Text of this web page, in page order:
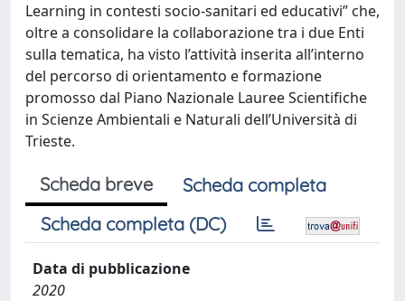
Learning in contesti socio-sanitari ed educativi” che,
oltre a consolidare la collaborazione tra i due Enti
sulla tematica, ha visto l’attività inserita all’interno
del percorso di orientamento e formazione
promosso dal Piano Nazionale Lauree Scientifiche
in Scienze Ambientali e Naturali dell’Università di
Trieste.
Scheda breve
Scheda completa
Scheda completa (DC)
Data di pubblicazione
2020